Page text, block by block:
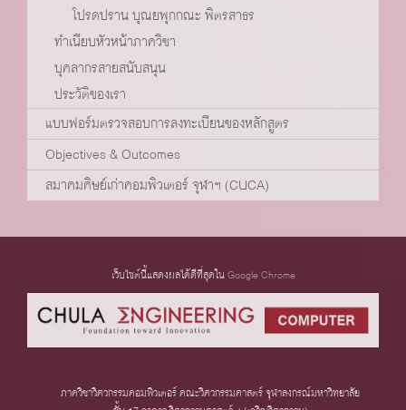
โปรดปราน บุณยพุกกณะ พิตรสาธร
ทำเนียบหัวหน้าภาควิชา
บุคลากรสายสนับสนุน
ประวัติของเรา
แบบฟอร์มตรวจสอบการลงทะเบียนของหลักสูตร
Objectives & Outcomes
สมาคมศิษย์เก่าคอมพิวเตอร์ จุฬาฯ (CUCA)
เว็บไซต์นี้แสดงผลได้ดีที่สุดในGoogle Chrome
ภาควิชาวิศวกรรมคอมพิวเตอร์ คณะวิศวกรรมศาสตร์ จุฬาลงกรณ์มหาวิทยาลัย